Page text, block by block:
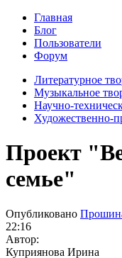
Главная
Блог
Пользователи
Форум
Литературное
Музыкальное
Научно-
Художественно-
Проект
семье"
Опубликовано
22:16
Автор:
Куприянова Ирина